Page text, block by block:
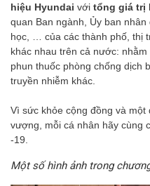
hiệu Hyundai với tổng giá trị
quan Ban ngành, Ủy ban
học, … của các thành phố, thị
khác nhau trên cả nước:
phun thuốc phòng chống dịch
truyền nhiễm khác.
Vì sức khỏe cộng đồng và
vượng, mỗi cá nhân hãy cùng
-19.
Một số hình ảnh trong